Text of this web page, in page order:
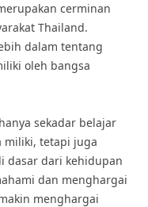
cerminan
Thailand.
dalam tentang
oleh bangsa
sekadar belajar
miliki, tetapi juga
dasar dari kehidupan
dan menghargai
menghargai